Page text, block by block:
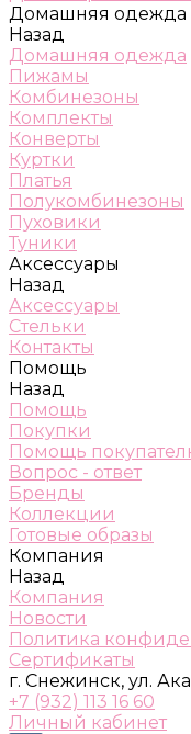
Домашняя одежда
Назад
Домашняя одежда
Пижамы
Комбинезоны
Комплекты
Конверты
Куртки
Платья
Полукомбинезоны
Пуховики
Туники
Аксессуары
Назад
Аксессуары
Стельки
Контакты
Помощь
Назад
Помощь
Покупки
Помощь
Вопрос - ответ
Бренды
Коллекции
Готовые образы
Компания
Назад
Компания
Новости
Политика
Сертификаты
г. Снежинск, ул.
+7 (932) 113 16 60
Личный кабинет